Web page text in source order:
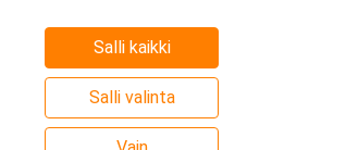
Salli kaikki
Salli valinta